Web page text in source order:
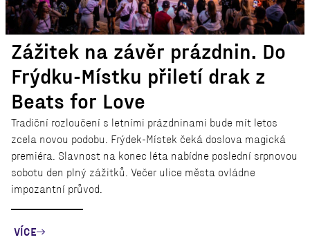
Zážitek na závěr prázdnin. Do
Frýdku-Místku přiletí drak z
Beats for Love
Tradiční rozloučení s letními prázdninami bude mít letos
zcela novou podobu. Frýdek-Místek čeká doslova magická
premiéra. Slavnost na konec léta nabídne poslední srpnovou
sobotu den plný zážitků. Večer ulice města ovládne
impozantní průvod.
VÍCE